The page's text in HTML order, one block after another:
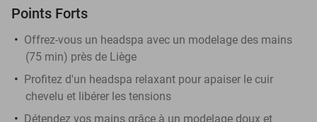
Points Forts
Offrez-vous un headspa avec un modelage des mains
(75 min) près de Liège
Profitez d'un headspa relaxant pour apaiser le cuir
chevelu et libérer les tensions
Détendez vos mains grâce à un modelage doux et